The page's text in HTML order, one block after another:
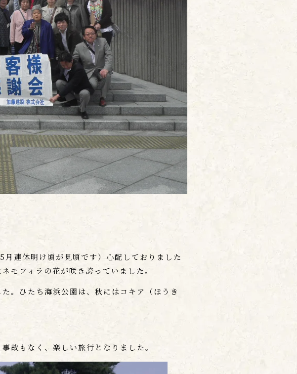
連休明け頃が見頃です）心配しておりました
モフィラの花が咲き誇っていました。
。ひたち海浜公園は、秋にはコキア（ほうき
故もなく、楽しい旅行となりました。